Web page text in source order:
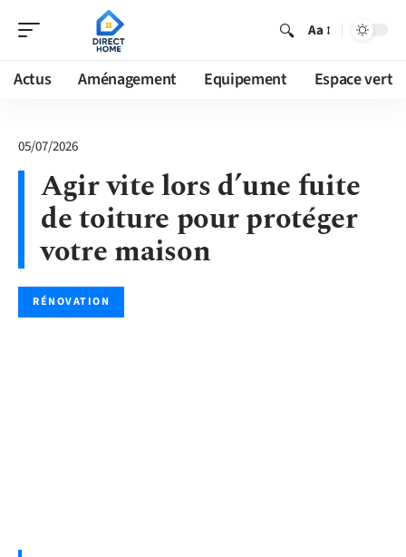
Aa
Actus Aménagement Equipement Espace vert
05/07/2026
Agir vite lors d’une fuite
de toiture pour protéger
votre maison
RÉNOVATION